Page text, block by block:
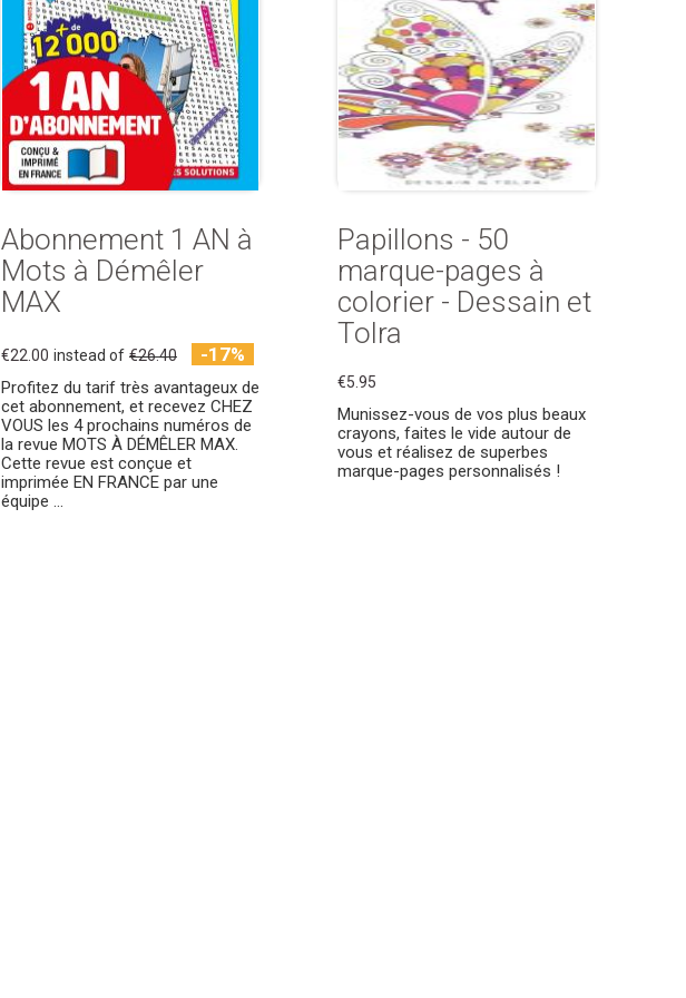
Abonnement 1 AN à
Mots à Démêler
MAX
€22.00 instead of €26.40 -17%
Profitez du tarif très avantageux de
cet abonnement, et recevez CHEZ
VOUS les 4 prochains numéros de
la revue MOTS À DÉMÊLER MAX.
Cette revue est conçue et
imprimée EN FRANCE par une
équipe ...
Papillons - 50
marque-pages à
colorier - Dessain et
Tolra
€5.95
Munissez-vous de vos plus beaux
crayons, faites le vide autour de
vous et réalisez de superbes
marque-pages personnalisés !